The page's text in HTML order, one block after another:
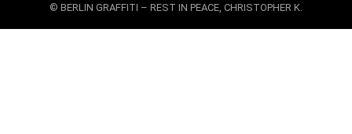
© BERLIN GRAFFITI – REST IN PEACE, CHRISTOPHER K.